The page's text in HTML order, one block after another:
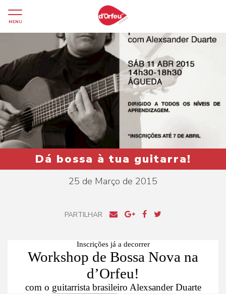
MENU
Dá bossa à tua guitarra!
25 de Março de 2015
PARTILHAR
Inscrições já a decorrer
Workshop de Bossa Nova na
d’Orfeu!
com o guitarrista brasileiro Alexsander Duarte